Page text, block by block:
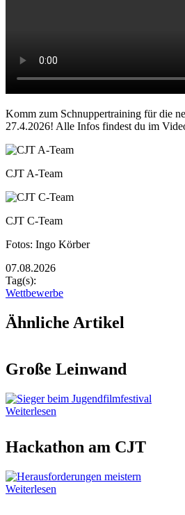
Video Untertitel
Komm zum Schnuppertraining für die
27.4.2026! Alle Infos findest du im
Rasterbild
Bildunterschrift
CJT A-Team
Zusätzliche Bilder
Image
Bildunterschrift
CJT C-Team
Fotos: Ingo Körber
07.08.2026
Tag(s):
Wettbewerbe
Ähnliche Artikel
Große Leinwand
Weiterlesen
Hackathon am CJT
Weiterlesen